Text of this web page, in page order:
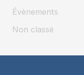
Évènements
Non classé